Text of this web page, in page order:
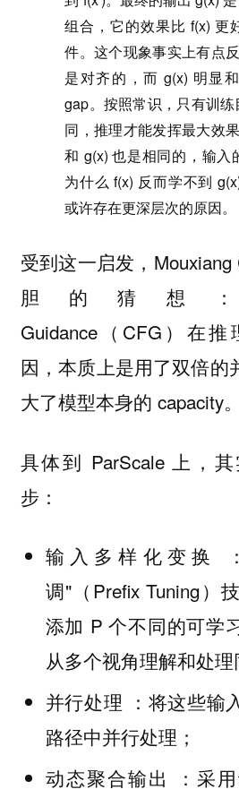
组合，它的效果比 f(x) 更
件。这个现象事实上有点
是对齐的，而 g(x) 明显
gap。按照常识，只有训
同，推理才能发挥最大效
和 g(x) 也是相同的，输入
为什么 f(x) 反而学不到
或许存在更深层次的原因。
受到这一启发，
胆的猜想：
Guidance（CFG）在
因，本质上是用了双倍的
大了模型本身的 capacity。
具体到 ParScale 上，
步：
输入多样化变换
调"（Prefix Tuning）
添加 P 个不同的可学
从多个视角理解和处理
并行处理 ：将这些输
路径中并行处理；
动态聚合输出 ：采